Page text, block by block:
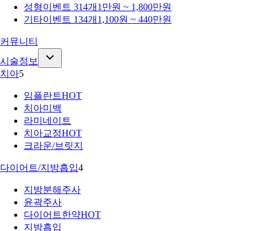
성형이벤트 314개 1만원 ~ 1,800만원
기타이벤트 134개 1,100원 ~ 440만원
커뮤니티
시술정보
치아5
임플란트HOT
치아미백
라미네이트
치아교정HOT
크라운/브릿지
다이어트/지방흡입4
지방분해주사
윤곽주사
다이어트한약HOT
지방흡입